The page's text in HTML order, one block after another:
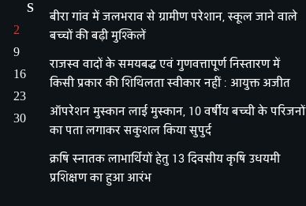
S
2
9
16
23
30
बीरा गांव में जलभराव से ग्रामीण परेशान, स्कूल जाने वाले
बच्चों की बढ़ी मुश्किलें
राजस्व वादों के समयबद्ध एवं गुणवत्तापूर्ण निस्तारण में
किसी प्रकार की शिथिलता स्वीकार नहीं : आयुक्त अजीत
ऑपरेशन मुस्कान लाई मुस्कान, 10 वर्षीय बच्ची के परिजनों
का पता लगाकर सकुशल किया सुपुर्द
क्रषि स्नातक लाभार्थियों हेतु 13 दिवसीय कृषि उधयमी
प्रशिक्षण का हुआ आरंभ